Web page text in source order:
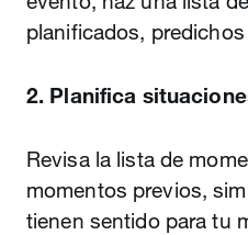
planificados,
2. Planifica
Revisa la lista de
momentos previos,
tienen sentido para tu